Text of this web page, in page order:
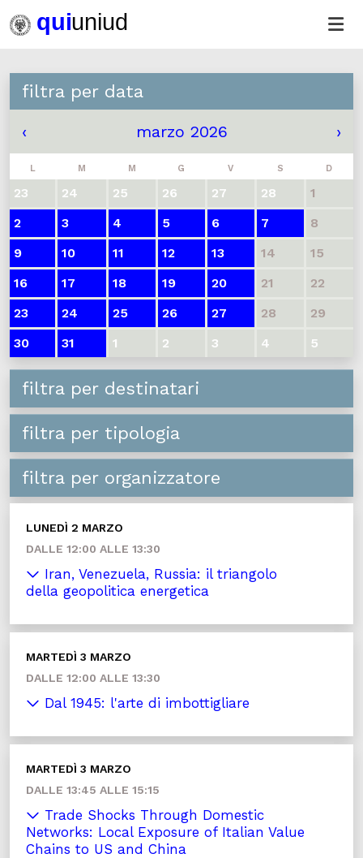
filtra per data
‹ marzo 2026 ›
L M M G V S D
23 24 25 26 27 28
1
2
3 4 5 6 7
8
9
10 11 12 13 14
15
16
17 18 19 20 21
22
23
24 25 26 27 28
29
30
31 1 2 3 4 5
filtra per destinatari
filtra per tipologia
filtra per organizzatore
LUNEDÌ 2 MARZO
DALLE 12:00 ALLE 13:30
Iran, Venezuela, Russia: il triangolo
della geopolitica energetica
MARTEDÌ 3 MARZO
DALLE 12:00 ALLE 13:30
Dal 1945: l'arte di imbottigliare
MARTEDÌ 3 MARZO
DALLE 13:45 ALLE 15:15
Trade Shocks Through Domestic
Networks: Local Exposure of Italian Value
Chains to US and China